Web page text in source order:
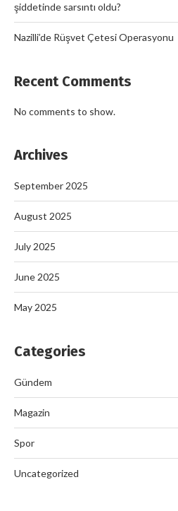
şiddetinde sarsıntı oldu?
Nazilli’de Rüşvet Çetesi Operasyonu
Recent Comments
No comments to show.
Archives
September 2025
August 2025
July 2025
June 2025
May 2025
Categories
Gündem
Magazin
Spor
Uncategorized